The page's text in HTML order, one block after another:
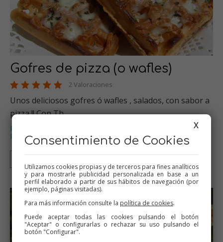
Gofres de pizza (o wafles)
2 Valoraciones
Unos deliciosos gofres ó wafles , salados, con sabor a
pizza !! Con Th…
Panes y bolleria
Recetas para cumpleaños …
X
Consentimiento de Cookies
Utilizamos cookies propias y de terceros para fines analíticos
y para mostrarle publicidad personalizada en base a un
perfil elaborado a partir de sus hábitos de navegación (por
ejemplo, páginas visitadas).
Para más información consulte la política de cookies.
Puede aceptar todas las cookies pulsando el botón
"Aceptar" o configurarlas o rechazar su uso pulsando el
botón "Configurar".